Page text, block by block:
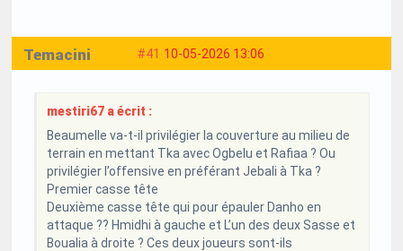
#41 10-05-2026 13:06
Temacini
mestiri67 a écrit :
Beaumelle va-t-il privilégier la couverture au milieu de
terrain en mettant Tka avec Ogbelu et Rafiaa ? Ou
privilégier l’offensive en préférant Jebali à Tka ?
Premier casse tête
Deuxième casse tête qui pour épauler Danho en
attaque ?? Hmidhi à gauche et L’un des deux Sasse et
Boualia à droite ? Ces deux joueurs sont-ils